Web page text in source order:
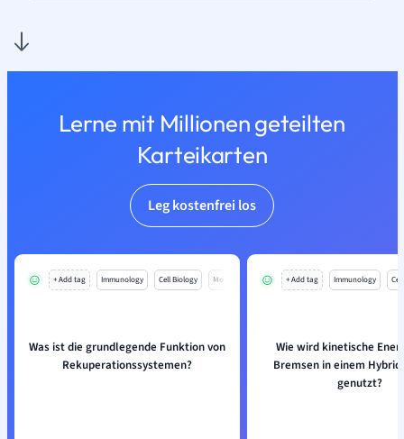
Lerne mit Millionen geteilten
Karteikarten
Leg kostenfrei los
+ Add tag Immunology Cell Biology Mo
Was ist die grundlegende Funktion von
Rekuperationssystemen?
+ Add tag Immunology
Wie wird kinetische
Bremsen in einem
genutzt?